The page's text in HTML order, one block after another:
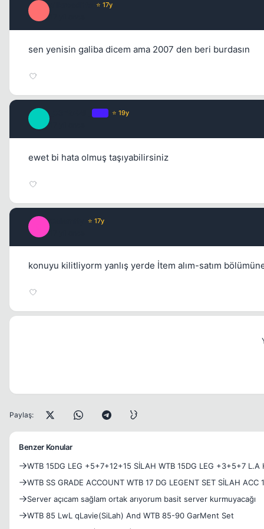
⭐ 17y
sen yenisin galiba dicem ama 2007 den beri burdasın
⭐ 19y
ewet bi hata olmuş taşıyabilirsiniz
⭐ 17y
konuyu kilitliyorm yanlış yerde İtem alım-satım bölümüne
Paylaş:
Benzer Konular
WTB 15DG LEG +5+7+12+15 SİLAH WTB 15DG LEG +3+5+7 L.A
WTB SS GRADE ACCOUNT WTB 17 DG LEGENT SET SİLAH ACC
Server açıcam sağlam ortak arıyorum basit server kurmuyacağı
WTB 85 LwL qLavie(SiLah) And WTB 85-90 GarMent Set